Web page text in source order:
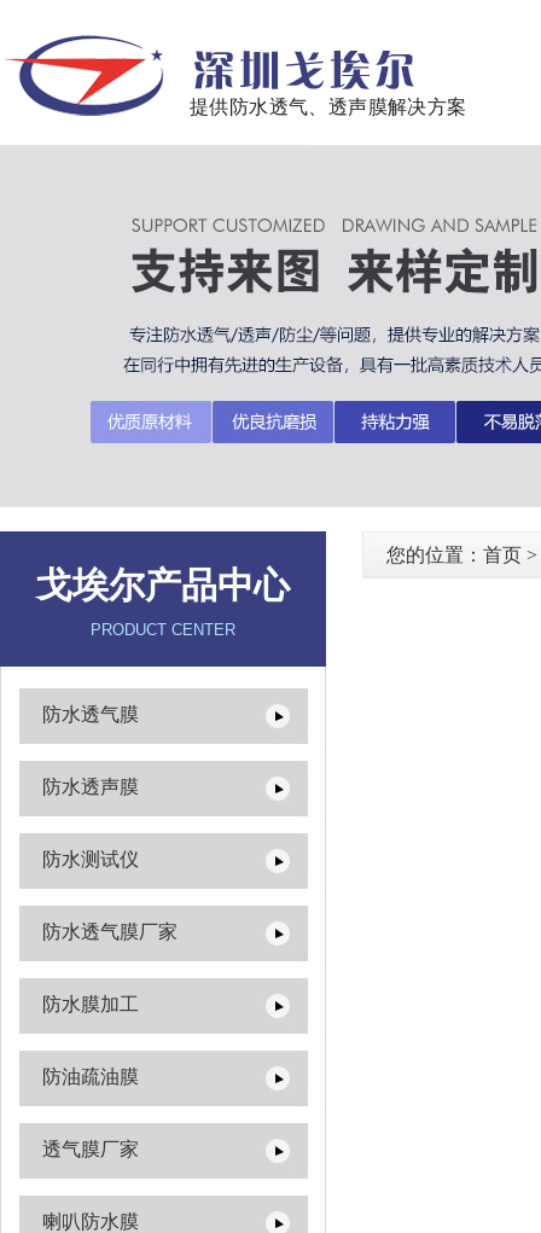
提供防水透气、透声膜解决方案
戈埃尔产品中心
PRODUCT CENTER
防水透气膜
防水透声膜
防水测试仪
防水透气膜厂家
防水膜加工
防油疏油膜
透气膜厂家
喇叭防水膜
您的位置： 首页 >